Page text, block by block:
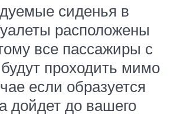
сиденья в
расположены
все пассажиры с
проходить мимо
если образуется
дойдет до вашего